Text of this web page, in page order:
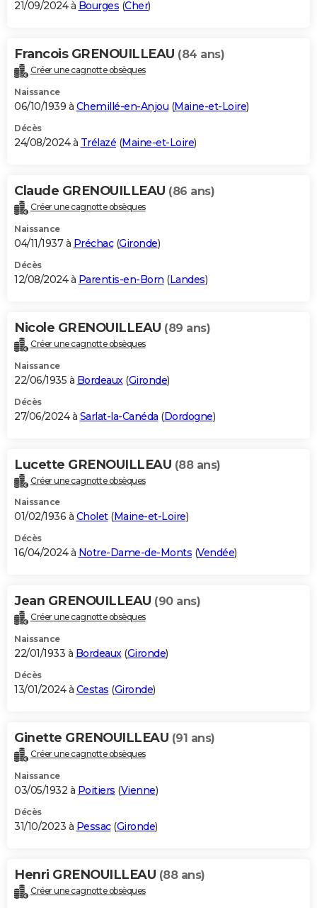
21/09/2024 à Bourges (Cher)
Francois GRENOUILLEAU (84 ans)
Créer une cagnotte obsèques
Naissance
06/10/1939 à Chemillé-en-Anjou (Maine-et-Loire)
Décès
24/08/2024 à Trélazé (Maine-et-Loire)
Claude GRENOUILLEAU (86 ans)
Créer une cagnotte obsèques
Naissance
04/11/1937 à Préchac(Gironde)
Décès
12/08/2024 à Parentis-en-Born (Landes)
Nicole GRENOUILLEAU (89 ans)
Créer une cagnotte obsèques
Naissance
22/06/1935 à Bordeaux (Gironde)
Décès
27/06/2024 à Sarlat-la-Canéda (Dordogne)
Lucette GRENOUILLEAU (88 ans)
Créer une cagnotte obsèques
Naissance
01/02/1936 à Cholet(Maine-et-Loire)
Décès
16/04/2024 à Notre-Dame-de-Monts (Vendée)
Jean GRENOUILLEAU (90 ans)
Créer une cagnotte obsèques
Naissance
22/01/1933 à Bordeaux(Gironde)
Décès
13/01/2024 à Cestas (Gironde)
Ginette GRENOUILLEAU (91 ans)
Créer une cagnotte obsèques
Naissance
03/05/1932 à Poitiers (Vienne)
Décès
31/10/2023 à Pessac(Gironde)
Henri GRENOUILLEAU (88 ans)
Créer une cagnotte obsèques